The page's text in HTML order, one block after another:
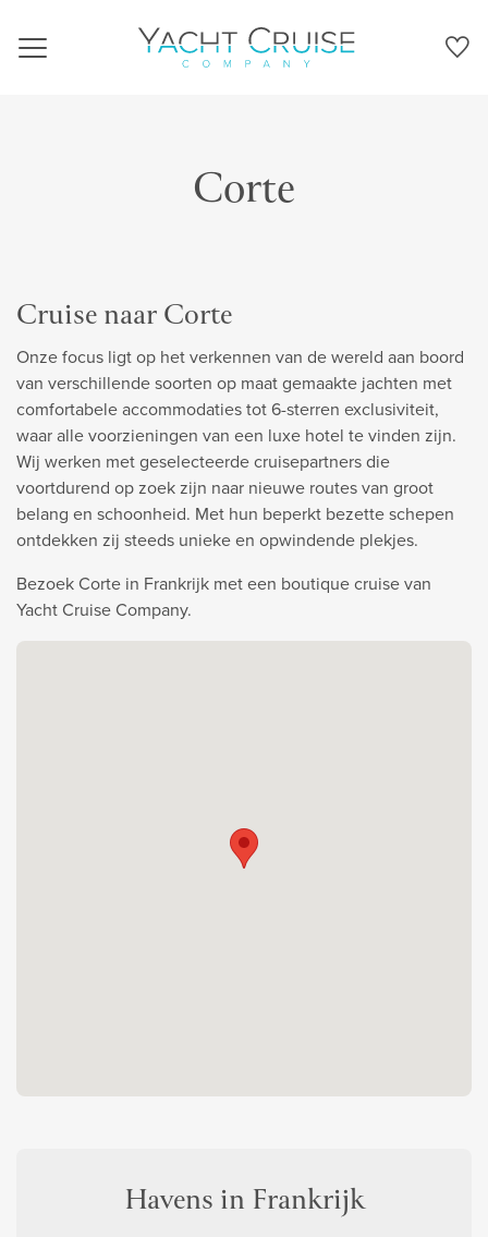
Navigation
Corte
Cruise naar Corte
Onze focus ligt op het verkennen van de wereld aan boord
van verschillende soorten op maat gemaakte jachten met
comfortabele accommodaties tot 6-sterren exclusiviteit,
waar alle voorzieningen van een luxe hotel te vinden zijn.
Wij werken met geselecteerde cruisepartners die
voortdurend op zoek zijn naar nieuwe routes van groot
belang en schoonheid. Met hun beperkt bezette schepen
ontdekken zij steeds unieke en opwindende plekjes.
Bezoek Corte in Frankrijk met een boutique cruise van
Yacht Cruise Company.
Havens in Frankrijk